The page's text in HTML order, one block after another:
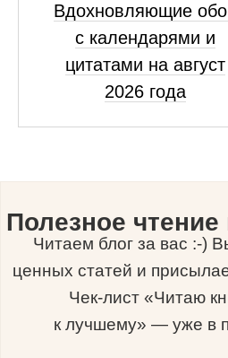
Вдохновляющие
с календарями и
цитатами на август
2026 года
Полезное
Читаем блог за вас :-)
ценных статей и
Чек-лист «Читаю
к лучшему» — уже в